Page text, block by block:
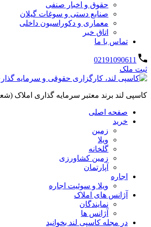
حقوق و اخبار صنفی
صنایع دستی و سوغات گیلان
معماری و دکوراسیون داخلی
اتاق خبر
تماس با ما
02191090611
ثبت ملک
کاسپی لند برند معتبر سرمایه گذاری املاک (شعبه 1: گیلان، شعبه 2: کردان، سهیلیه):خرید و فروش ،رهن و
صفحه اصلی
خرید
زمین
ویلا
گلخانه
زمین کشاورزی
آپارتمان
اجاره
ویلا و سوئیت اجاره
آژانس های املاک
نمایندگان
آژانس ها
در مجله کاسپی لند بخوانید